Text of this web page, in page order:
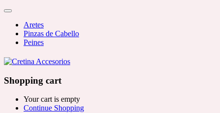
Aretes
Pinzas de Cabello
Peines
Shopping cart
Your cart is empty
Continue Shopping